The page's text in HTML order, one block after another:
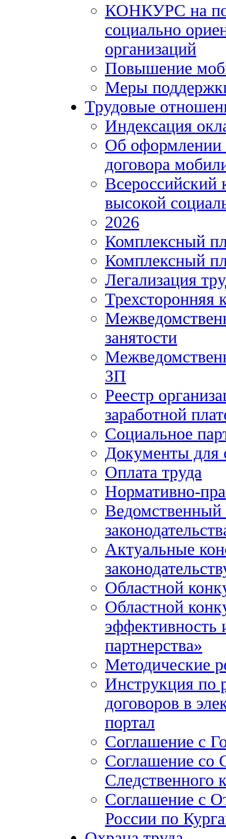
КОНКУРС на
социально
организаций
Повышение
Меры
Трудовые
Индексация
Об оформлении
договора
Всероссийский
высокой
2026
Комплексный
Комплексный
Легализация
Трехсторонняя
занятости
ЗП
Реестр
заработной
Социальное
Документы для
Оплата труда
Нормативно-
Ведомственный
Актуальные
Областной
Областной
эффективность
партнерства»
Методические
Инструкция по
договоров в
портал
Соглашение с
Соглашение со
Следственного
Соглашение с
России по